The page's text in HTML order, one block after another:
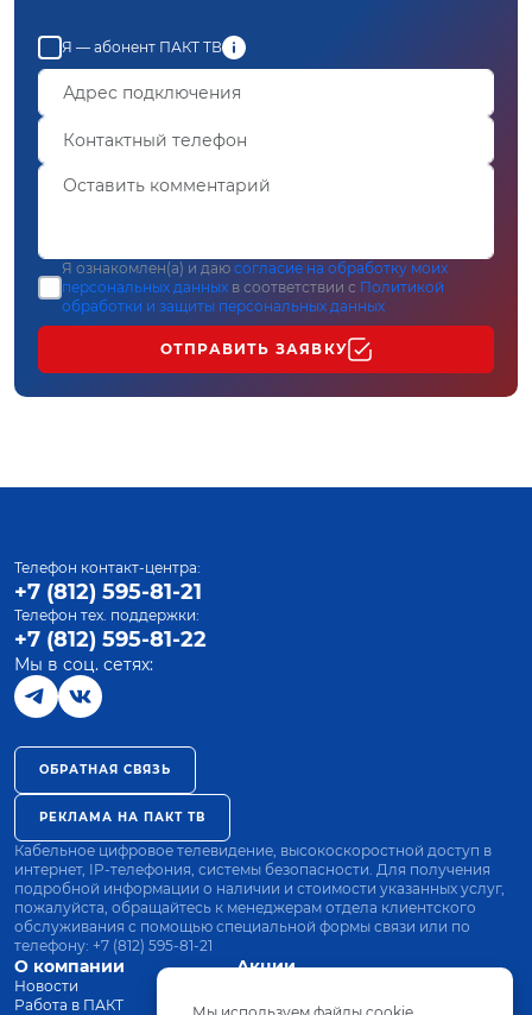
Я — абонент ПАКТ ТВ
Я ознакомлен(а) и даю согласие на обработку моих
персональных данных в соответствии с Политикой
обработки и защиты персональных данных
ОТПРАВИТЬ ЗАЯВКУ
О компании
Новости
Работа в ПАКТ
Акции
Оплата
Телефон контакт-центра:
+7 (812) 595-81-21
Телефон тех. поддержки:
+7 (812) 595-81-22
Мы в соц. сетях:
ОБРАТНАЯ СВЯЗЬ
РЕКЛАМА НА ПАКТ ТВ
Кабельное цифровое телевидение, высокоскоростной доступ в
интернет, IP-телефония, системы безопасности. Для получения
подробной информации о наличии и стоимости указанных услуг,
пожалуйста, обращайтесь к менеджерам отдела клиентского
обслуживания с помощью специальной формы связи или по
телефону: +7 (812) 595-81-21